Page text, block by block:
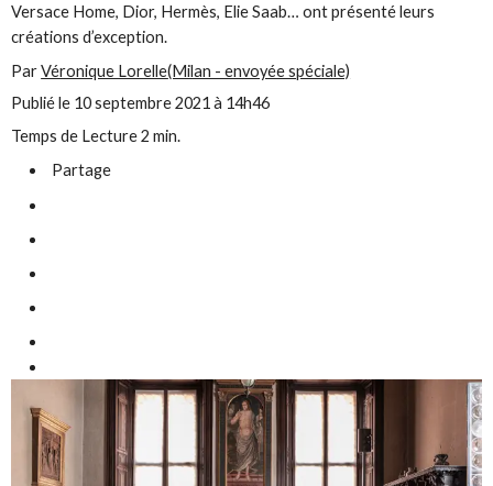
Versace Home, Dior, Hermès, Elie Saab… ont présenté leurs
créations d’exception.
ParVéronique Lorelle(Milan - envoyée spéciale)
Publié le 10 septembre 2021 à 14h46
Temps de Lecture 2 min.
Partage